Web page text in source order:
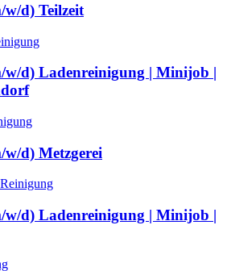
d) Teilzeit
w/d) Ladenreinigung | Minijob |
d) Metzgerei
Reinigung
w/d) Ladenreinigung | Minijob |